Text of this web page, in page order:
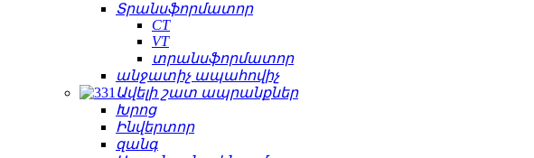
Տրանսֆորմատոր
CT
VT
տրանսֆորմատոր
անջատիչ ապահովիչ
Ավելի շատ ապրանքներ
Խրոց
Ինվերտոր
զանգ